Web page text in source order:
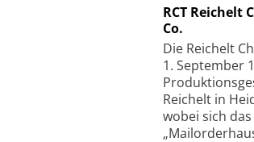
RCT Reichelt
Co.
Die Reichelt
1. September
Reichelt in
wobei sich